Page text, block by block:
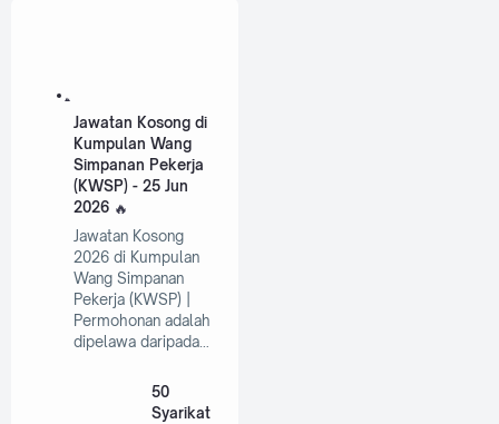
Jawatan Kosong di
Kumpulan Wang
Simpanan Pekerja
(KWSP) - 25 Jun
2026
Jawatan Kosong
2026 di Kumpulan
Wang Simpanan
Pekerja (KWSP) |
Permohonan adalah
dipelawa daripada…
50
Syarikat